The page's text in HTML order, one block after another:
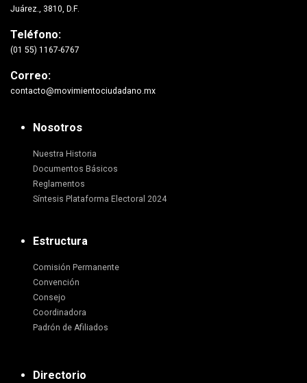
Juárez., 3810, D.F.
Teléfono:
(01 55) 1167-6767
Correo:
contacto@movimientociudadano.mx
Nosotros
Nuestra Historia
Documentos Básicos
Reglamentos
Síntesis Plataforma Electoral 2024
Estructura
Comisión Permanente
Convención
Consejo
Coordinadora
Padrón de Afiliados
Directorio